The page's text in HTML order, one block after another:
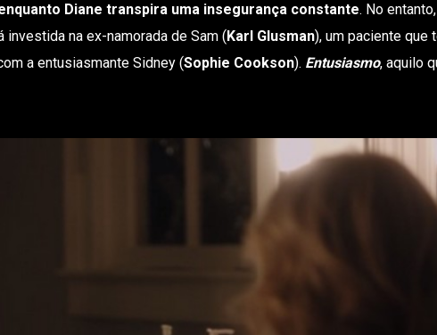
Diane transpira uma insegurança constante. No
na ex-namorada de Sam ( Karl Glusman), um paciente que
a entusiasmante Sidney (Sophie Cookson). Entusiasmo, aquilo